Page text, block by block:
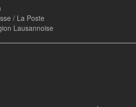
/ La Poste
Lausannoise